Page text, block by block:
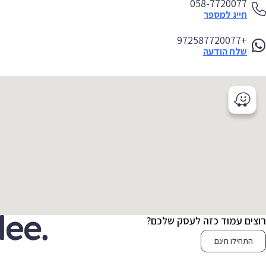
058-7720077
חייג למספר
+972587720077
שלח הודעה
עמוד כזה לעסק שלכם?
התחילו חינם